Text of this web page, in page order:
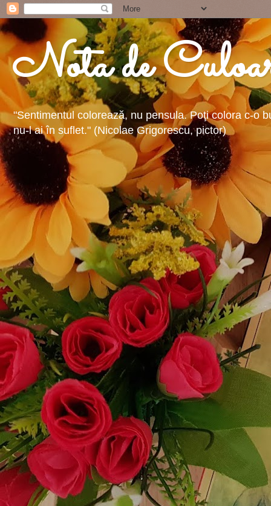
Nota de
"Sentimentul colorează, nu pensula. Poţi colora c-o
nu-l ai în suflet." (Nicolae Grigorescu, pictor)